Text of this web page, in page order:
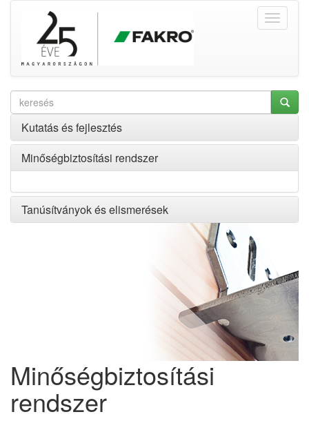
Kutatás és fejlesztés
Minőségbiztosítási rendszer
Tanúsítványok és elismerések
Minőségbiztosítási
rendszer